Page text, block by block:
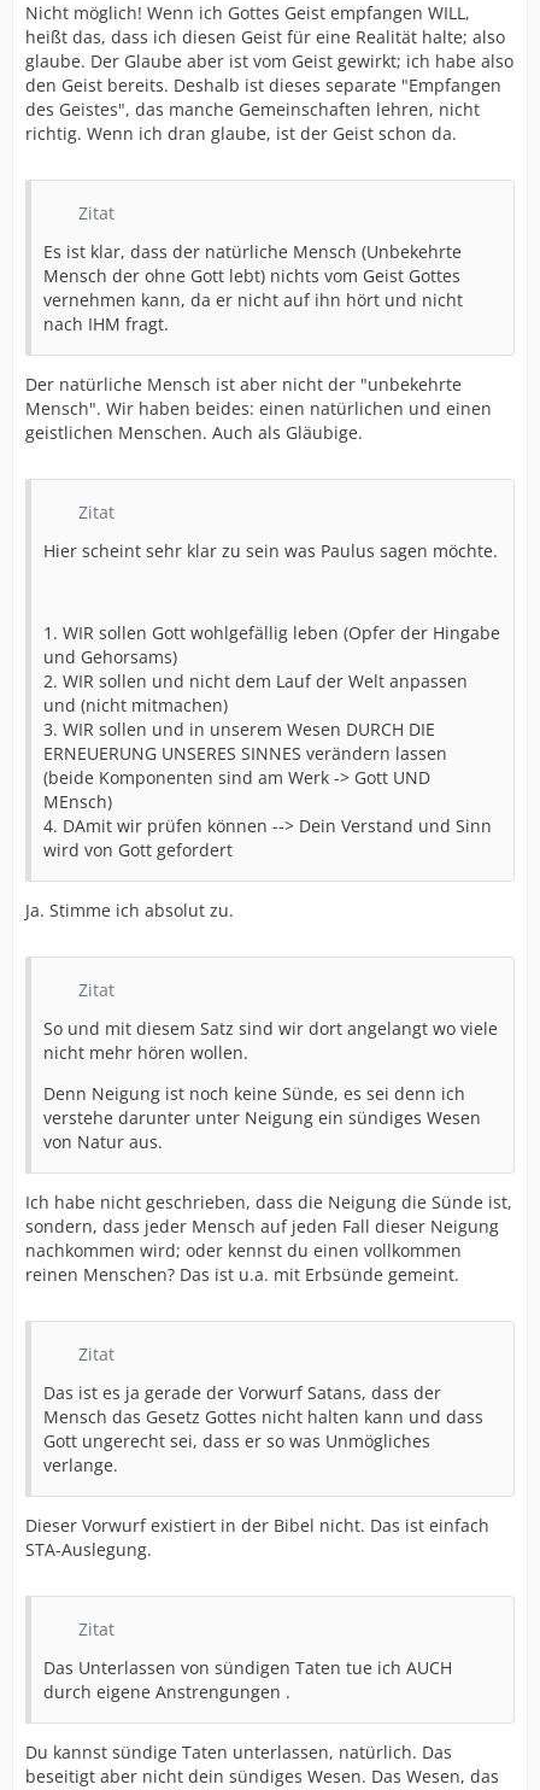
Nicht möglich! Wenn ich Gottes Geist empfangen WILL,
heißt das, dass ich diesen Geist für eine Realität halte; also
glaube. Der Glaube aber ist vom Geist gewirkt; ich habe also
den Geist bereits. Deshalb ist dieses separate "Empfangen
des Geistes", das manche Gemeinschaften lehren, nicht
richtig. Wenn ich dran glaube, ist der Geist schon da.
Zitat
Es ist klar, dass der natürliche Mensch (Unbekehrte
Mensch der ohne Gott lebt) nichts vom Geist Gottes
vernehmen kann, da er nicht auf ihn hört und nicht
nach IHM fragt.
Der natürliche Mensch ist aber nicht der "unbekehrte
Mensch". Wir haben beides: einen natürlichen und einen
geistlichen Menschen. Auch als Gläubige.
Zitat
Hier scheint sehr klar zu sein was Paulus sagen möchte.
1. WIR sollen Gott wohlgefällig leben (Opfer der Hingabe
und Gehorsams)
2. WIR sollen und nicht dem Lauf der Welt anpassen
und (nicht mitmachen)
3. WIR sollen und in unserem Wesen DURCH DIE
ERNEUERUNG UNSERES SINNES verändern lassen
(beide Komponenten sind am Werk -> Gott UND
MEnsch)
4. DAmit wir prüfen können --> Dein Verstand und Sinn
wird von Gott gefordert
Ja. Stimme ich absolut zu.
Zitat
So und mit diesem Satz sind wir dort angelangt wo viele
nicht mehr hören wollen.
Denn Neigung ist noch keine Sünde, es sei denn ich
verstehe darunter unter Neigung ein sündiges Wesen
von Natur aus.
Ich habe nicht geschrieben, dass die Neigung die Sünde ist,
sondern, dass jeder Mensch auf jeden Fall dieser Neigung
nachkommen wird; oder kennst du einen vollkommen
reinen Menschen? Das ist u.a. mit Erbsünde gemeint.
Zitat
Das ist es ja gerade der Vorwurf Satans, dass der
Mensch das Gesetz Gottes nicht halten kann und dass
Gott ungerecht sei, dass er so was Unmögliches
verlange.
Dieser Vorwurf existiert in der Bibel nicht. Das ist einfach
STA-Auslegung.
Zitat
Das Unterlassen von sündigen Taten tue ich AUCH
durch eigene Anstrengungen .
Du kannst sündige Taten unterlassen, natürlich. Das
beseitigt aber nicht dein sündiges Wesen. Das Wesen, das